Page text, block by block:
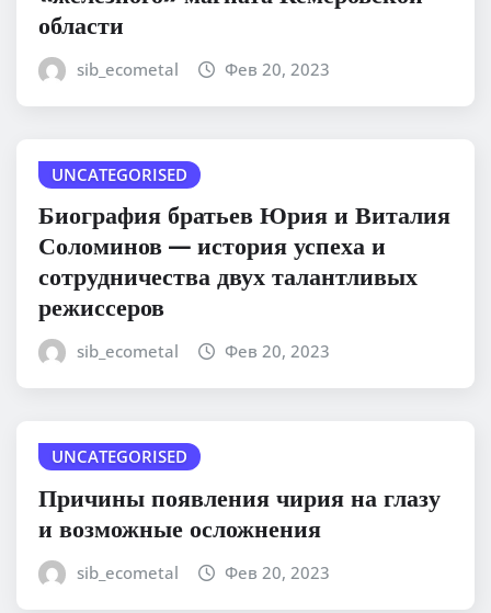
области
sib_ecometal Фев 20, 2023
UNCATEGORISED
Биография братьев Юрия и Виталия
Соломинов — история успеха и
сотрудничества двух талантливых
режиссеров
sib_ecometal Фев 20, 2023
UNCATEGORISED
Причины появления чирия на глазу
и возможные осложнения
sib_ecometal Фев 20, 2023